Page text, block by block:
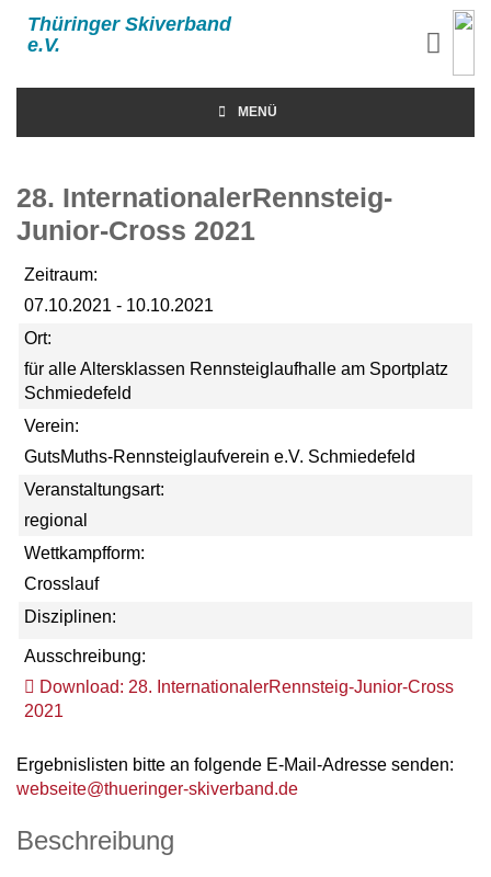
Thüringer Skiverband
e.V.
MENÜ
28. InternationalerRennsteig-
Junior-Cross 2021
Zeitraum:
07.10.2021 - 10.10.2021
Ort:
für alle Altersklassen Rennsteiglaufhalle am Sportplatz
Schmiedefeld
Verein:
GutsMuths-Rennsteiglaufverein e.V. Schmiedefeld
Veranstaltungsart:
regional
Wettkampfform:
Crosslauf
Disziplinen:
Ausschreibung:
Download: 28. InternationalerRennsteig-Junior-Cross
2021
Ergebnislisten bitte an folgende E-Mail-Adresse senden:
webseite@thueringer-skiverband.de
Beschreibung